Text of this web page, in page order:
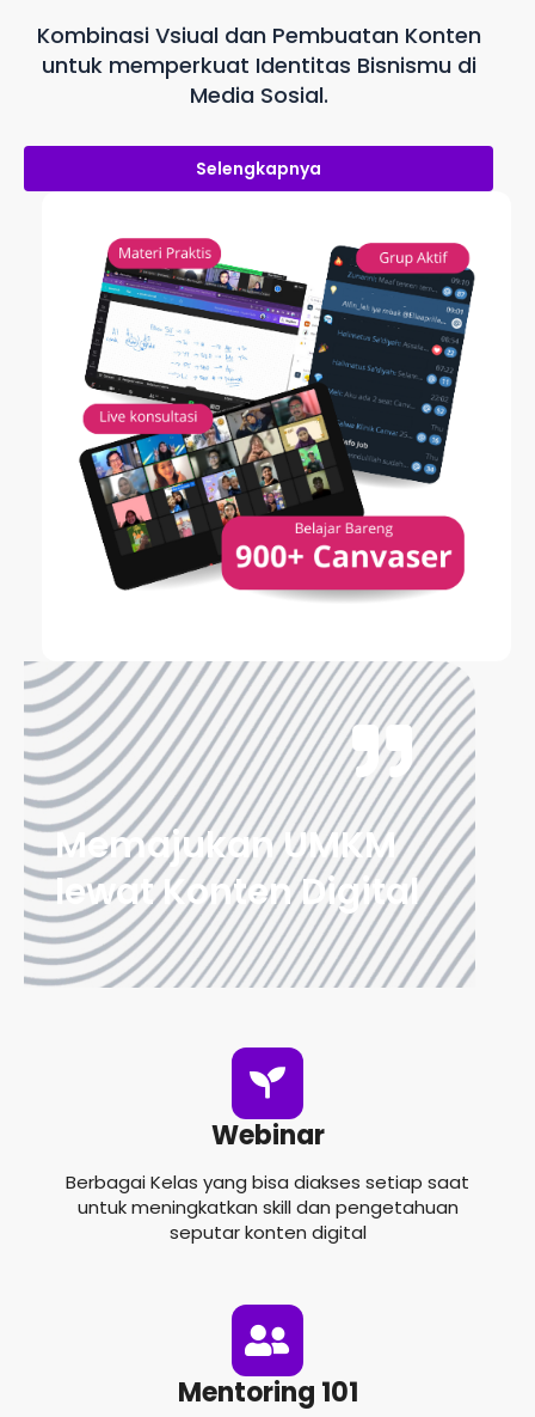
Kombinasi Vsiual dan Pembuatan Konten
untuk memperkuat Identitas Bisnismu di
Media Sosial.
Selengkapnya
Memajukan UMKM
lewat Konten Digital
Webinar
Berbagai Kelas yang bisa diakses setiap saat
untuk meningkatkan skill dan pengetahuan
seputar konten digital
Mentoring 101